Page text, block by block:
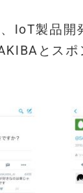
IoT製品開
とスポ